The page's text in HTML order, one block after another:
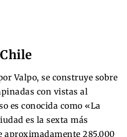
Valpo, se construye sobre
con vistas al
es conocida como «La
es la sexta más
aproximadamente 285.000